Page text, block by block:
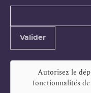
Types de
Valider
Autorisez le
fonctionnalités de